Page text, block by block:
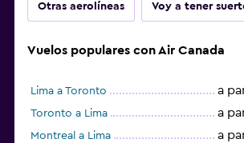
Otras aerolíneas Voy a tener
Vuelos populares con Air Canada
Lima a Toronto a
Toronto a Lima a
Montreal a Lima a